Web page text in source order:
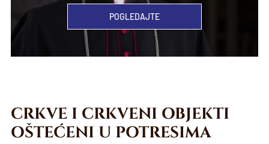
POGLEDAJTE
CRKVE I CRKVENI OBJEKTI
OŠTEĆENI U POTRESIMA